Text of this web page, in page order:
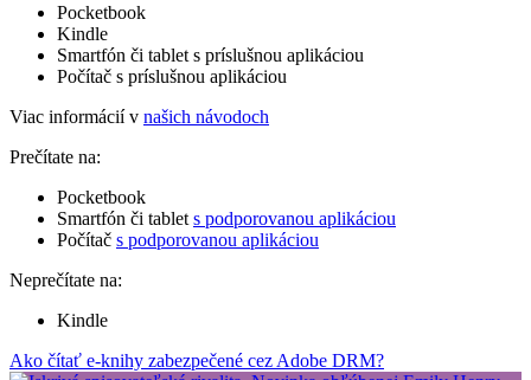
Pocketbook
Kindle
Smartfón či tablet s príslušnou aplikáciou
Počítač s príslušnou aplikáciou
Viac informácií v našich návodoch
Prečítate na:
Pocketbook
Smartfón či tablet s podporovanou aplikáciou
Počítač s podporovanou aplikáciou
Neprečítate na:
Kindle
Ako čítať e-knihy zabezpečené cez Adobe DRM?